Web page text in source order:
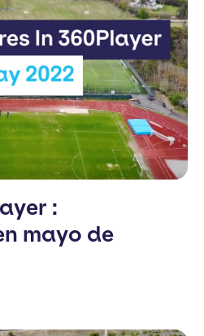
:
mayo de